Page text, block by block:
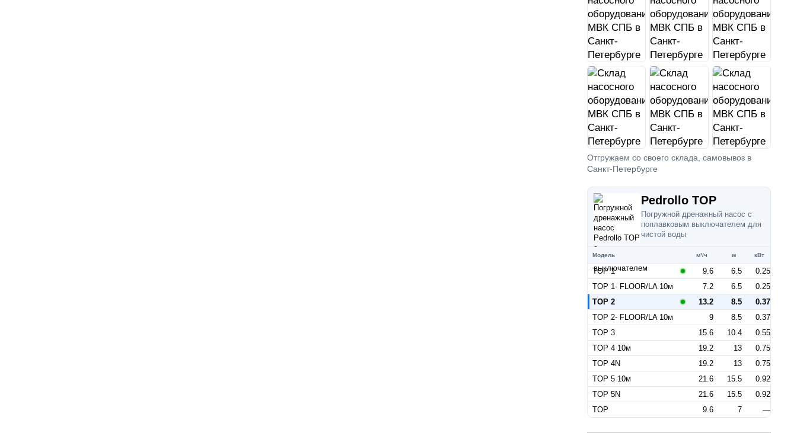
Отгружаем со своего склада, самовывоз в
Санкт-Петербурге
Pedrollo TOP
Погружной дренажный насос с
поплавковым выключателем для
чистой воды
Модель м³/ч м кВт
TOP 1 9.6 6.5
0.25
TOP 1- FLOOR/LA 10м
7.2 6.5
0.25
TOP 2
13.2 8.5
0.37
TOP 2- FLOOR/LA 10м
9 8.5
0.37
TOP 3
15.6 10.4
0.55
TOP 4 10м
19.2 13
0.75
TOP 4N
19.2 13
0.75
TOP 5 10м
21.6 15.5
0.92
TOP 5N
21.6 15.5
0.92
TOP
9.6 7 —